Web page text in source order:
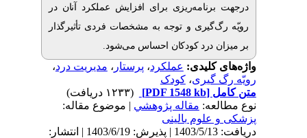
برای افزایش عملکرد آنان در
گیری و توجه به مشخصات فردی تأثیرگذار
درد کودکان احساس می‌شود.
عملکرد،پرستار،مدیریت درد ،
کودک
(۱۲۳۳ دریافت)
مقاله پژوهشي| موضوع مقاله:
بالینی
دریافت: 1403/5/13 | پذیرش: 1403/6/19 | انتشار: